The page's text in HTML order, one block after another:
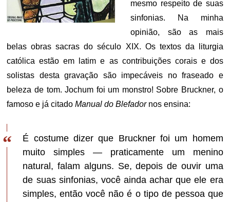
mesmo respeito de suas
sinfonias. Na minha
opinião, são as mais
belas obras sacras do século XIX. Os textos da liturgia
católica estão em latim e as contribuições corais e dos
solistas desta gravação são impecáveis ​​no fraseado e
beleza de tom. Jochum foi um monstro! Sobre Bruckner, o
famoso e já citadoManual do Blefadornos ensina:
É costume dizer que Bruckner foi um homem
muito simples — praticamente um menino
natural, falam alguns. Se, depois de ouvir uma
de suas sinfonias, você ainda achar que ele era
simples, então você não é o tipo de pessoa que